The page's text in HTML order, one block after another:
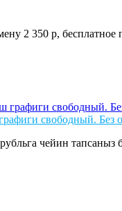
2 350 р,
свободный.
чейин